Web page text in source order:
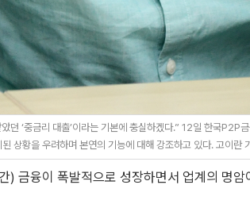
‘중금리 대출’이라는 기본에 충실하겠다.” 12일 한국P2P
상황을 우려하며 본연의 기능에 대해 강조하고 있다. 고이
금융이 폭발적으로 성장하면서 업계의 명암